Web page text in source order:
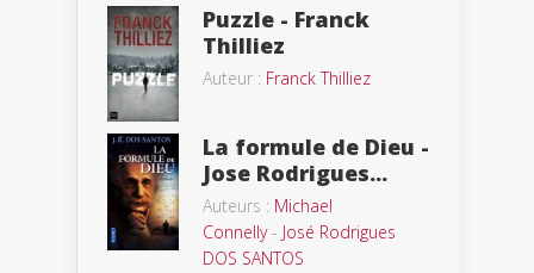
Puzzle - Franck
Thilliez
Auteur : Franck Thilliez
La formule de Dieu -
Jose Rodrigues...
Auteurs : Michael
Connelly- José Rodrigues
DOS SANTOS